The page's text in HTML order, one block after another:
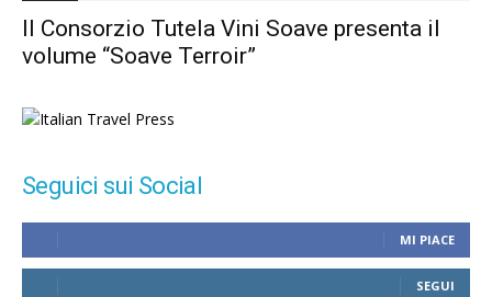
Il Consorzio Tutela Vini Soave presenta il
volume “Soave Terroir”
Seguici sui Social
MI PIACE
SEGUI